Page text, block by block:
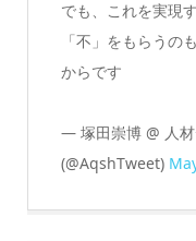
でも、これを実現
「不」をもらうの
からです
— 塚田崇博 @ 人
(@AqshTweet)